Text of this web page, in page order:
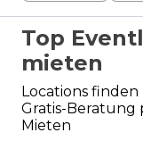
Top
mieten
Locations
Gratis-Beratung
Mieten